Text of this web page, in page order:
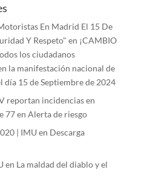
En Madrid El 15 De
Y Respeto" en ¡CAMBIO
los ciudadanos
la manifestación nacional de
15 de Septiembre de 2024
reportan incidencias en
77en Alerta de riesgo
| IMU en Descarga
en La maldad del diablo y el